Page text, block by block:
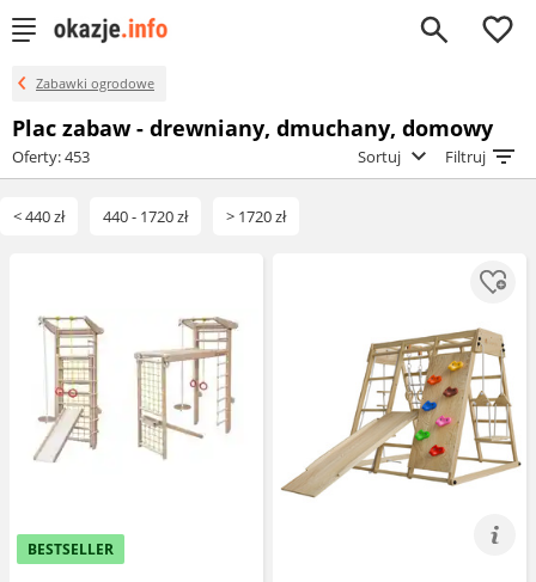
0
Zabawki ogrodowe
Plac zabaw - drewniany, dmuchany, domowy
Oferty: 453 Sortuj Filtruj
< 440 zł 440 - 1720 zł > 1720 zł
BESTSELLER